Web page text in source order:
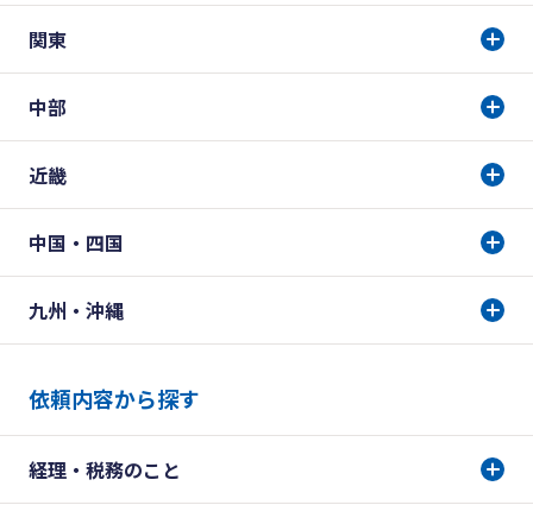
関東
中部
近畿
中国・四国
九州・沖縄
依頼内容から探す
経理・税務のこと